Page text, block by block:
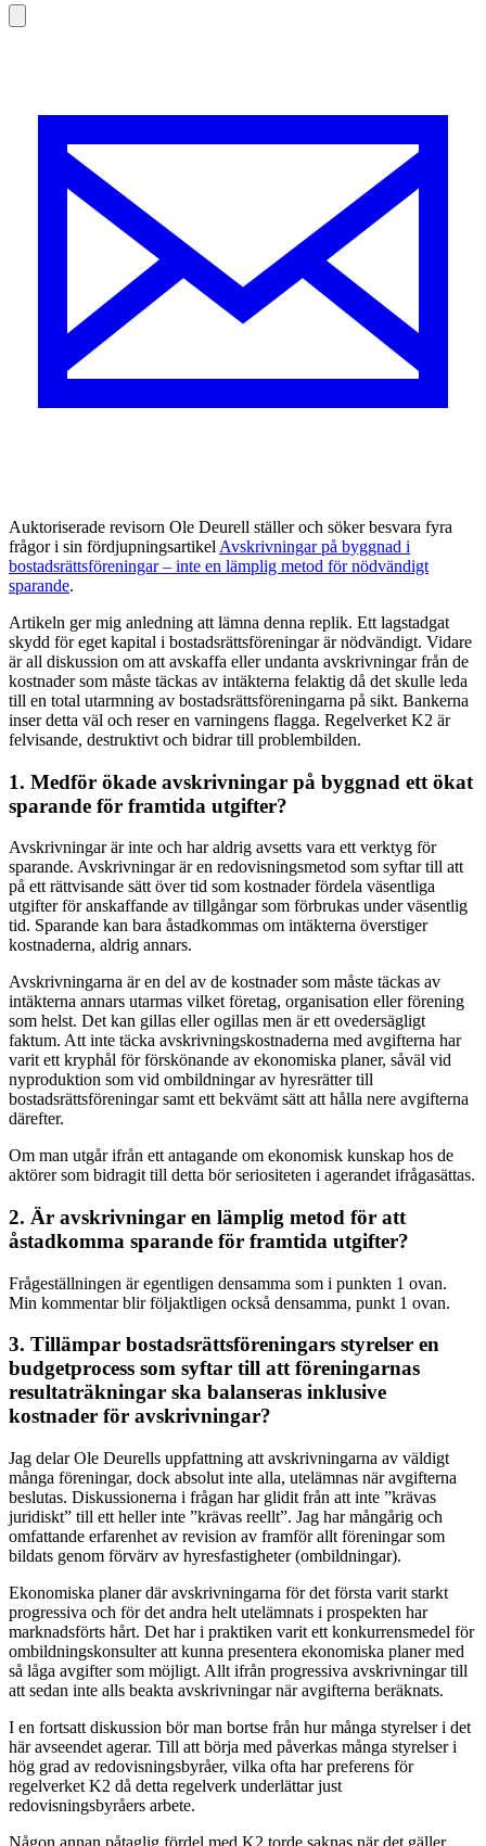
Auktoriserade revisorn Ole Deurell ställer och söker besvara fyra
frågor i sin fördjupningsartikel Avskrivningar på byggnad i
bostadsrättsföreningar – inte en lämplig metod för nödvändigt
sparande.
Artikeln ger mig anledning att lämna denna replik. Ett lagstadgat
skydd för eget kapital i bostadsrättsföreningar är nödvändigt. Vidare
är all diskussion om att avskaffa eller undanta avskrivningar från de
kostnader som måste täckas av intäkterna felaktig då det skulle leda
till en total utarmning av bostadsrättsföreningarna på sikt. Bankerna
inser detta väl och reser en varningens flagga. Regelverket K2 är
felvisande, destruktivt och bidrar till problembilden.
1. Medför ökade avskrivningar på byggnad ett ökat
sparande för framtida utgifter?
Avskrivningar är inte och har aldrig avsetts vara ett verktyg för
sparande. Avskrivningar är en redovisningsmetod som syftar till att
på ett rättvisande sätt över tid som kostnader fördela väsentliga
utgifter för anskaffande av tillgångar som förbrukas under väsentlig
tid. Sparande kan bara åstadkommas om intäkterna överstiger
kostnaderna, aldrig annars.
Avskrivningarna är en del av de kostnader som måste täckas av
intäkterna annars utarmas vilket företag, organisation eller förening
som helst. Det kan gillas eller ogillas men är ett ovedersägligt
faktum. Att inte täcka avskrivningskostnaderna med avgifterna har
varit ett kryphål för förskönande av ekonomiska planer, såväl vid
nyproduktion som vid ombildningar av hyresrätter till
bostadsrättsföreningar samt ett bekvämt sätt att hålla nere avgifterna
därefter.
Om man utgår ifrån ett antagande om ekonomisk kunskap hos de
aktörer som bidragit till detta bör seriositeten i agerandet ifrågasättas.
2. Är avskrivningar en lämplig metod för att
åstadkomma sparande för framtida utgifter?
Frågeställningen är egentligen densamma som i punkten 1 ovan.
Min kommentar blir följaktligen också densamma, punkt 1 ovan.
3. Tillämpar bostadsrättsföreningars styrelser en
budgetprocess som syftar till att föreningarnas
resultaträkningar ska balanseras inklusive
kostnader för avskrivningar?
Jag delar Ole Deurells uppfattning att avskrivningarna av väldigt
många föreningar, dock absolut inte alla, utelämnas när avgifterna
beslutas. Diskussionerna i frågan har glidit från att inte ”krävas
juridiskt” till ett heller inte ”krävas reellt”. Jag har mångårig och
omfattande erfarenhet av revision av framför allt föreningar som
bildats genom förvärv av hyresfastigheter (ombildningar).
Ekonomiska planer där avskrivningarna för det första varit starkt
progressiva och för det andra helt utelämnats i prospekten har
marknadsförts hårt. Det har i praktiken varit ett konkurrensmedel för
ombildningskonsulter att kunna presentera ekonomiska planer med
så låga avgifter som möjligt. Allt ifrån progressiva avskrivningar till
att sedan inte alls beakta avskrivningar när avgifterna beräknats.
I en fortsatt diskussion bör man bortse från hur många styrelser i det
här avseendet agerar. Till att börja med påverkas många styrelser i
hög grad av redovisningsbyråer, vilka ofta har preferens för
regelverket K2 då detta regelverk underlättar just
redovisningsbyråers arbete.